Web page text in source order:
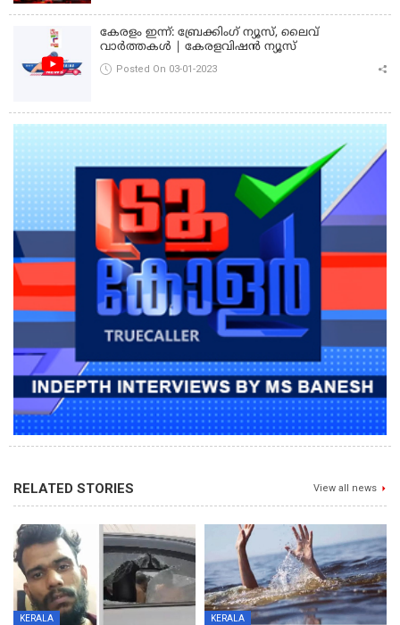
കേരളം ഇന്ന്: ബ്രേക്കിംഗ് ന്യൂസ്, ലൈവ്
വാർത്തകൾ | കേരളവിഷൻ ന്യൂസ്
Posted On 03-01-2023
RELATED STORIES View all news
KERALA KERALA